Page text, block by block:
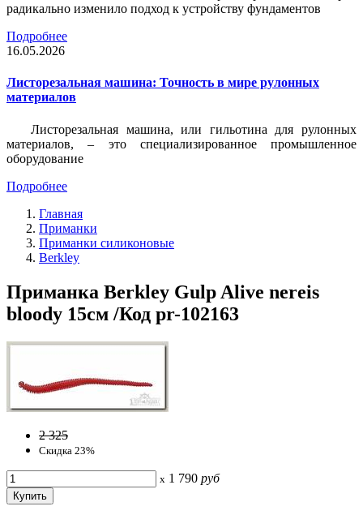
радикально изменило подход к устройству фундаментов
Подробнее
16.05.2026
Листорезальная машина: Точность в мире рулонных
материалов
Листорезальная машина, или гильотина для рулонных
материалов, – это специализированное промышленное
оборудование
Подробнее
Главная
Приманки
Приманки силиконовые
Berkley
Приманка Berkley Gulp Alive nereis
bloody 15см /Код pr-102163
2 325
Скидка 23%
x 1 790 руб